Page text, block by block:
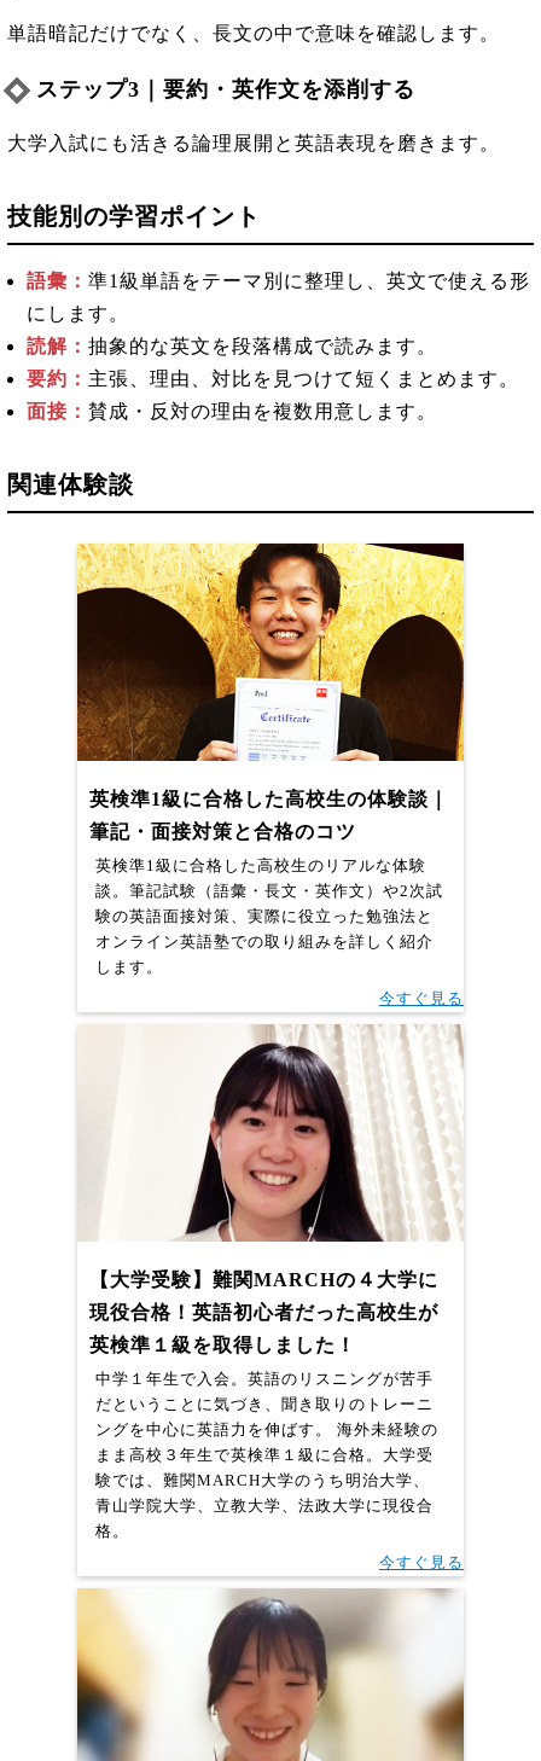
単語暗記だけでなく、長文の中で意味を確認します。
ステップ3｜要約・英作文を添削する
大学入試にも活きる論理展開と英語表現を磨きます。
技能別の学習ポイント
語彙： 準1級単語をテーマ別に整理し、英文で使える形
にします。
読解： 抽象的な英文を段落構成で読みます。
要約： 主張、理由、対比を見つけて短くまとめます。
面接： 賛成・反対の理由を複数用意します。
関連体験談
英検準1級に合格した高校生の体験談｜
筆記・面接対策と合格のコツ
英検準1級に合格した高校生のリアルな体験
談。筆記試験（語彙・長文・英作文）や2次試
験の英語面接対策、実際に役立った勉強法と
オンライン英語塾での取り組みを詳しく紹介
します。
今すぐ見る
【大学受験】難関MARCHの４大学に
現役合格！英語初心者だった高校生が
英検準１級を取得しました！
中学１年生で入会。英語のリスニングが苦手
だということに気づき、聞き取りのトレーニ
ングを中心に英語力を伸ばす。 海外未経験の
まま高校３年生で英検準１級に合格。大学受
験では、難関MARCH大学のうち明治大学、
青山学院大学、立教大学、法政大学に現役合
格。
今すぐ見る